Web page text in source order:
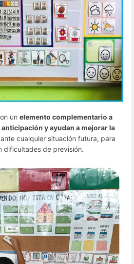
un elemento complementario a
y ayudan a mejorar la
cualquier situación futura, para
dificultades de previsión.